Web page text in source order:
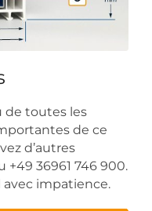
de toutes les
de ce
d’autres
+49 36961 746 900.
impatience.